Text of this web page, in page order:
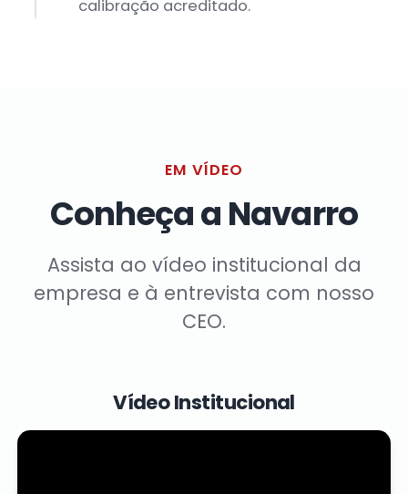
calibração acreditado.
EM VÍDEO
Conheça a Navarro
Assista ao vídeo institucional da
empresa e à entrevista com nosso
CEO.
Vídeo Institucional